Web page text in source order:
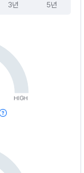
3년 5년
HIGH